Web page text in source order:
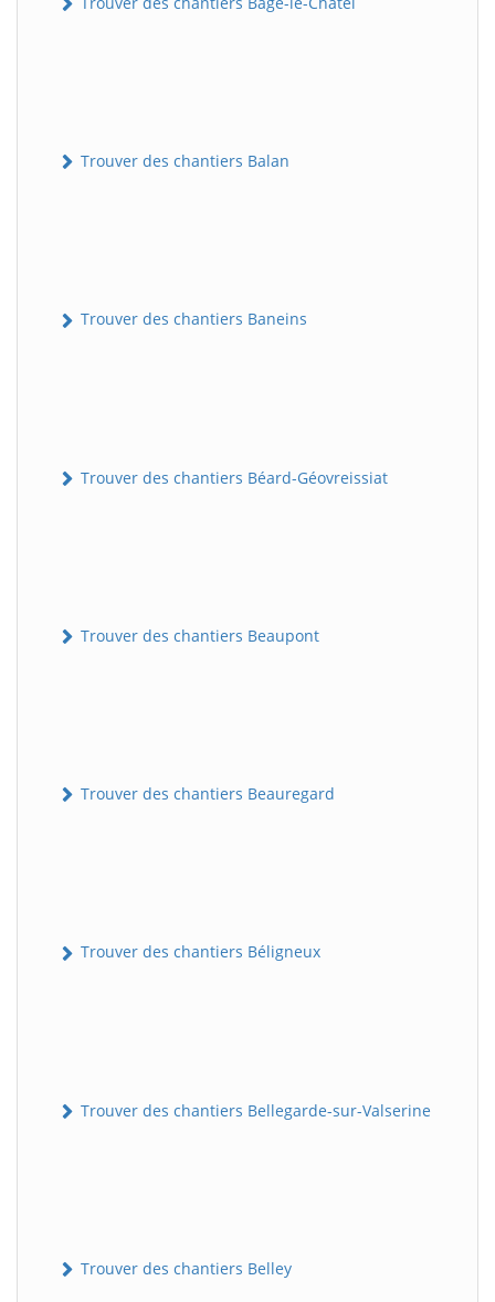
Trouver des chantiers Balan
Trouver des chantiers Baneins
Trouver des chantiers Béard-Géovreissiat
Trouver des chantiers Beaupont
Trouver des chantiers Beauregard
Trouver des chantiers Béligneux
Trouver des chantiers Bellegarde-sur-Valserine
Trouver des chantiers Belley